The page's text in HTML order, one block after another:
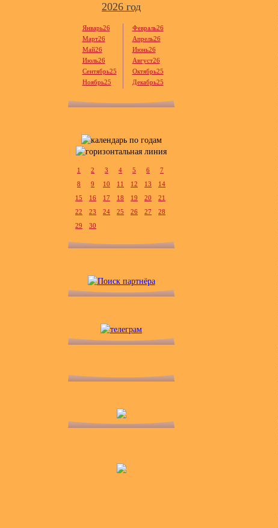
2026 год
Январь26
Февраль26
Март26
Апрель26
Май26
Июнь26
Июль26
Август26
Сентябрь25
Октябрь25
Ноябрь25
Декабрь25
1 2 3 4 5 6
7
8
9 10 11 12 13
14
15
16 17 18 19 20
21
22
23 24 25 26 27
28
29
30